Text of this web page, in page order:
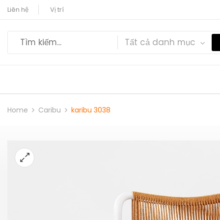
Liên hệ Vị trí
Tất cả danh mục
Home Caribu karibu 3038